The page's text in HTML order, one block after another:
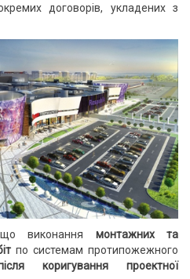
договорів, укладених з
виконання монтажних та
по системам протипожежного
коригування проектної